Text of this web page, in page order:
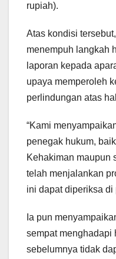
rupiah).
Atas kondisi
menempuh langkah
laporan kepada
upaya memperoleh
perlindungan atas
“Kami
penegak hukum,
Kehakiman maupun
telah menjalankan
ini dapat diperiksa di
Ia pun
sempat menghadapi
sebelumnya tidak